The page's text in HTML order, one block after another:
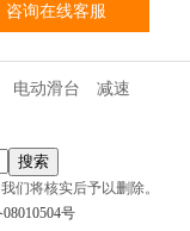
咨询在线客服
电动滑台
减速
们将核实后予以删除。
号